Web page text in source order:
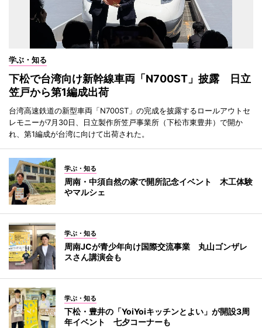
学ぶ・知る
下松で台湾向け新幹線車両「N700ST」披露 日立
笠戸から第1編成出荷
台湾高速鉄道の新型車両「N700ST」の完成を披露するロールアウトセ
レモニーが7月30日、日立製作所笠戸事業所（下松市東豊井）で開か
れ、第1編成が台湾に向けて出荷された。
学ぶ・知る
周南・中須自然の家で開所記念イベント 木工体験
やマルシェ
学ぶ・知る
周南JCが青少年向け国際交流事業 丸山ゴンザレ
スさん講演会も
学ぶ・知る
下松・豊井の「YoiYoiキッチンとよい」が開設3周
年イベント 七夕コーナーも